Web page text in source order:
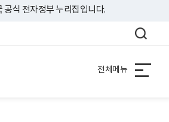
공식 전자정부 누리집입니다.
전체메뉴